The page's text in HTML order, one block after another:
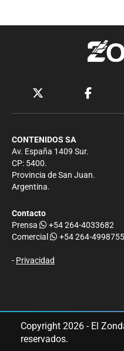
CONTENIDOS SA
Av. España 1409 Sur.
CP: 5400.
Provincia de San Juan.
Argentina.
Contacto
Prensa
+54 264-4033682
Comercial
+54 264-4998755
- Privacidad
Copyright 2026 - El
reservados.